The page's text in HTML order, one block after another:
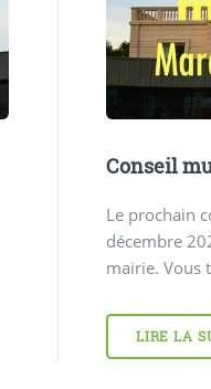
Conseil
Le prochain
décembre
mairie. Vous
LIRE LA